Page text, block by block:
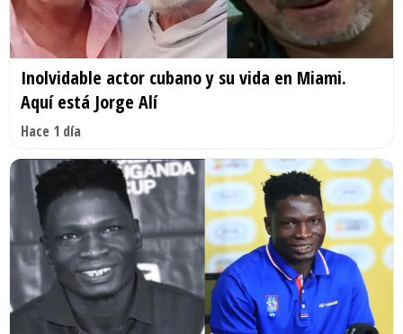
Inolvidable actor cubano y su vida en Miami.
Aquí está Jorge Alí
Hace 1 día